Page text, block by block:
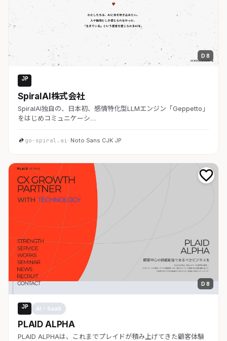
D 8
JP
SpiralAI株式会社
SpiralAI独自の、日本初、感情特化型LLMエンジン「Geppetto」
をはじめコミュニケーシ…
go-spiral.ai · Noto Sans CJK JP
D 8
JP AI・SaaS
PLAID ALPHA
PLAID ALPHAは、これまでプレイドが積み上げてきた顧客体験